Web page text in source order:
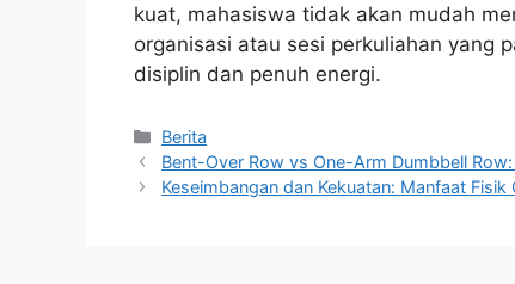
kuat, mahasiswa tidak akan mudah
organisasi atau sesi perkuliahan yang
disiplin dan penuh energi.
Kategori
Berita
Bent-Over Row vs One-Arm Dumbbell
Keseimbangan dan Kekuatan: Manfaat